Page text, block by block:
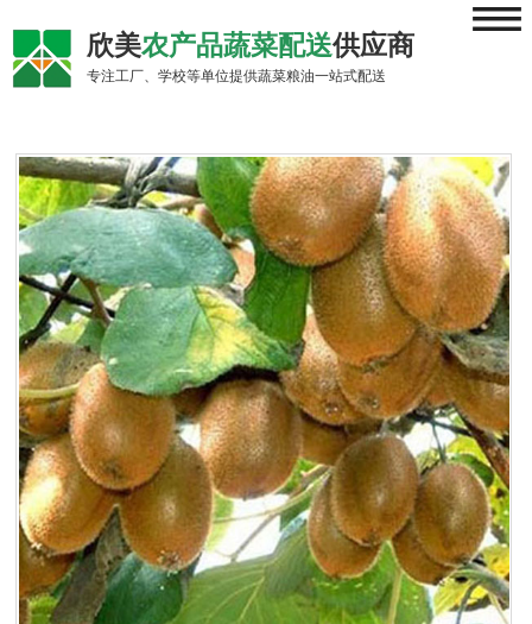
欣美农产品蔬菜配送供应商
专注工厂、学校等单位提供蔬菜粮油一站式配送
≡